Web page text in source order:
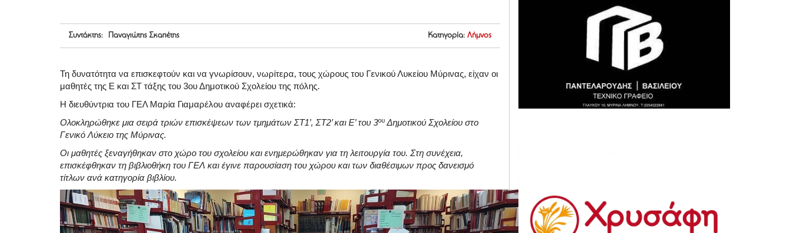
Συντάκτης: Παναγιώτης Σκαπέτης Κατηγορία: Λήμνος
Τη δυνατότητα να επισκεφτούν και να γνωρίσουν, νωρίτερα, τους χώρους του Γενικού Λυκείου Μύρινας, είχαν οι
μαθητές της Ε και ΣΤ τάξης του 3ου Δημοτικού Σχολείου της πόλης.
Η διευθύντρια του ΓΕΛ Μαρία Γιαμαρέλου αναφέρει σχετικά:
Ολοκληρώθηκε μια σειρά τριών επισκέψεων των τμημάτων ΣΤ1’, ΣΤ2’ και Ε’ του 3ουΔημοτικού Σχολείου στο
Γενικό Λύκειο της Μύρινας.
Οι μαθητές ξεναγήθηκαν στο χώρο του σχολείου και ενημερώθηκαν για τη λειτουργία του. Στη συνέχεια,
επισκέφθηκαν τη βιβλιοθήκη του ΓΕΛ και έγινε παρουσίαση του χώρου και των διαθέσιμων προς δανεισμό
τίτλων ανά κατηγορία βιβλίου.